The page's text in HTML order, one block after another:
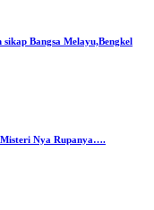
Bangsa Melayu,Bengkel
Nya Rupanya….